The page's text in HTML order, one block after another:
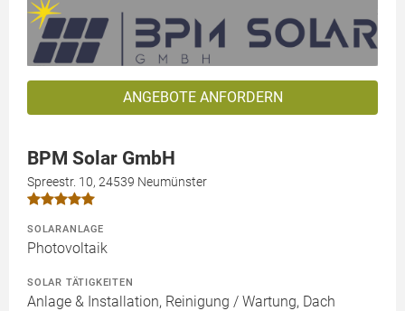
ANGEBOTE ANFORDERN
BPM Solar GmbH
Spreestr. 10, 24539 Neumünster
SOLARANLAGE
Photovoltaik
SOLAR TÄTIGKEITEN
Anlage & Installation, Reinigung / Wartung, Dach